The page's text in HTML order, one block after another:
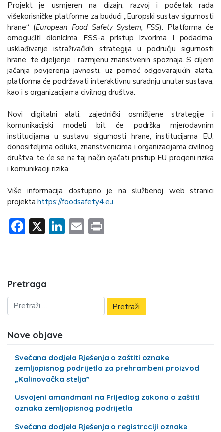
Projekt je usmjeren na dizajn, razvoj i početak rada
višekorisničke platforme za budući „Europski sustav sigurnosti
hrane“ (European Food Safety System, FSS). Platforma će
omogućiti dionicima FSS-a pristup izvorima i podacima,
usklađivanje istraživačkih strategija u području sigurnosti
hrane, te dijeljenje i razmjenu znanstvenih spoznaja. S ciljem
jačanja povjerenja javnosti, uz pomoć odgovarajućih alata,
platforma će podržavati interaktivnu suradnju unutar sustava,
kao i s organizacijama civilnog društva.
Novi digitalni alati, zajednički osmišljene strategije i
komunikacijski modeli bit će podrška mjerodavnim
institucijama u sustavu sigurnosti hrane, institucijama EU,
donositeljima odluka, znanstvenicima i organizacijama civilnog
društva, te će se na taj način ojačati pristup EU procjeni rizika
i komunikaciji rizika.
Više informacija dostupno je na službenoj web stranici
projekta https://foodsafety4.eu.
Facebook
X LinkedIn
Email
Pretraga
Nove objave
Svečana dodjela Rješenja o zaštiti oznake
zemljopisnog podrijetla za prehrambeni proizvod
„Kalinovačka stelja”
Usvojeni amandmani na Prijedlog zakona o zaštiti
oznaka zemljopisnog podrijetla
Svečana dodjela Rješenja o registraciji oznake